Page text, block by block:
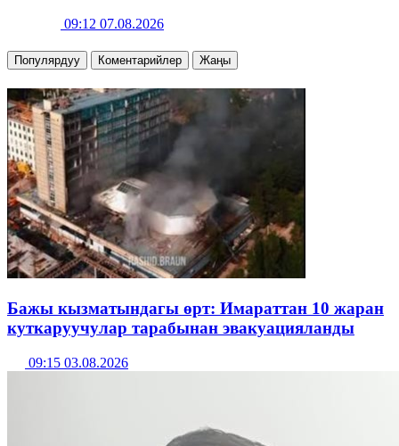
09:12 07.08.2026
Популярдуу Коментарийлер Жаңы
Бажы кызматындагы өрт: Имараттан 10 жаран
куткаруучулар тарабынан эвакуацияланды
09:15 03.08.2026